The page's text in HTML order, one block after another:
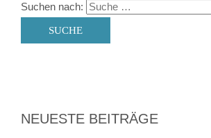
Suchen nach:
NEUESTE BEITRÄGE